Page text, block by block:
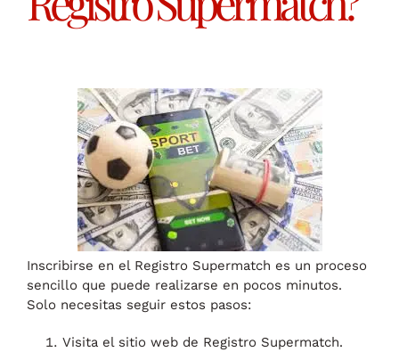
Inscribirse en el Registro Supermatch es un proceso
sencillo que puede realizarse en pocos minutos.
Solo necesitas seguir estos pasos:
Visita el sitio web de Registro Supermatch.